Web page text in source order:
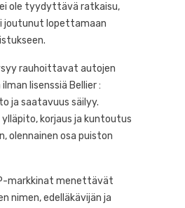
ole tyydyttävä ratkaisu,
joutunut lopettamaan
rauhoittavat autojen
lisenssiä Bellier :
ja saatavuus säilyy.
korjaus ja kuntoutus
olennainen osa puiston
markkinat menettävät
nimen, edelläkävijän ja